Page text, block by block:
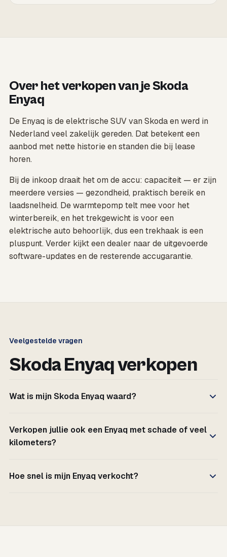
Over het verkopen van je Skoda
Enyaq
De Enyaq is de elektrische SUV van Skoda en werd in
Nederland veel zakelijk gereden. Dat betekent een
aanbod met nette historie en standen die bij lease
horen.
Bij de inkoop draait het om de accu: capaciteit — er zijn
meerdere versies — gezondheid, praktisch bereik en
laadsnelheid. De warmtepomp telt mee voor het
winterbereik, en het trekgewicht is voor een
elektrische auto behoorlijk, dus een trekhaak is een
pluspunt. Verder kijkt een dealer naar de uitgevoerde
software-updates en de resterende accugarantie.
Veelgestelde vragen
Skoda Enyaq verkopen
Wat is mijn Skoda Enyaq waard?
Verkopen jullie ook een Enyaq met schade of veel
kilometers?
Hoe snel is mijn Enyaq verkocht?